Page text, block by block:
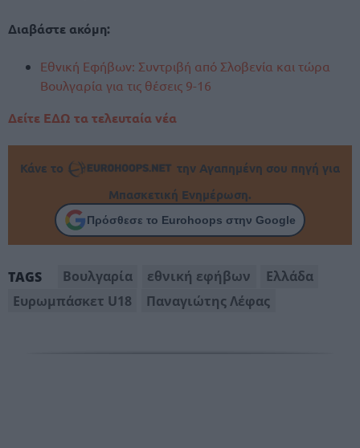
Διαβάστε ακόμη:
Εθνική Εφήβων: Συντριβή από Σλοβενία και τώρα
Βουλγαρία για τις θέσεις 9-16
Δείτε ΕΔΩ τα τελευταία νέα
Κάνε το
την Αγαπημένη σου πηγή για
Μπασκετική Ενημέρωση.
Πρόσθεσε το Eurohoops στην Google
TAGS Βουλγαρία εθνική εφήβων
Ελλάδα
Ευρωμπάσκετ U18
Παναγιώτης Λέφας